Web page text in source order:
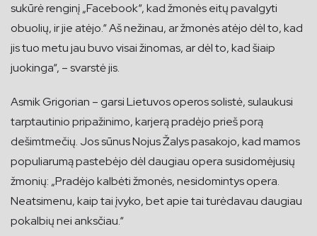
sukūrė renginį „Facebook“, kad žmonės eitų pavalgyti
obuolių, ir jie atėjo.“ Aš nežinau, ar žmonės atėjo dėl to, kad
jis tuo metu jau buvo visai žinomas, ar dėl to, kad šiaip
juokinga“, – svarstė jis.
Asmik Grigorian – garsi Lietuvos operos solistė, sulaukusi
tarptautinio pripažinimo, karjerą pradėjo prieš porą
dešimtmečių. Jos sūnus Nojus Žalys pasakojo, kad mamos
populiarumą pastebėjo dėl daugiau opera susidomėjusių
žmonių: „Pradėjo kalbėti žmonės, nesidomintys opera.
Neatsimenu, kaip tai įvyko, bet apie tai turėdavau daugiau
pokalbių nei anksčiau.“